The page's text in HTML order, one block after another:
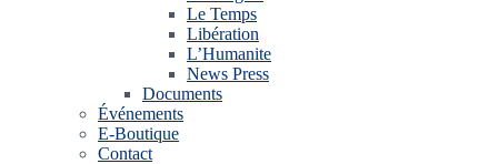
Le Temps
Libération
L’Humanite
News Press
Documents
Événements
E-Boutique
Contact